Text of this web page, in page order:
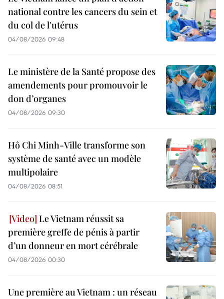
national contre les cancers du sein et
du col de l'utérus
04/08/2026 09:48
Le ministère de la Santé propose des
amendements pour promouvoir le
don d’organes
04/08/2026 09:30
Hô Chi Minh-Ville transforme son
système de santé avec un modèle
multipolaire
04/08/2026 08:51
Le Vietnam réussit sa
première greffe de pénis à partir
d’un donneur en mort cérébrale
04/08/2026 00:30
Une première au Vietnam : un réseau